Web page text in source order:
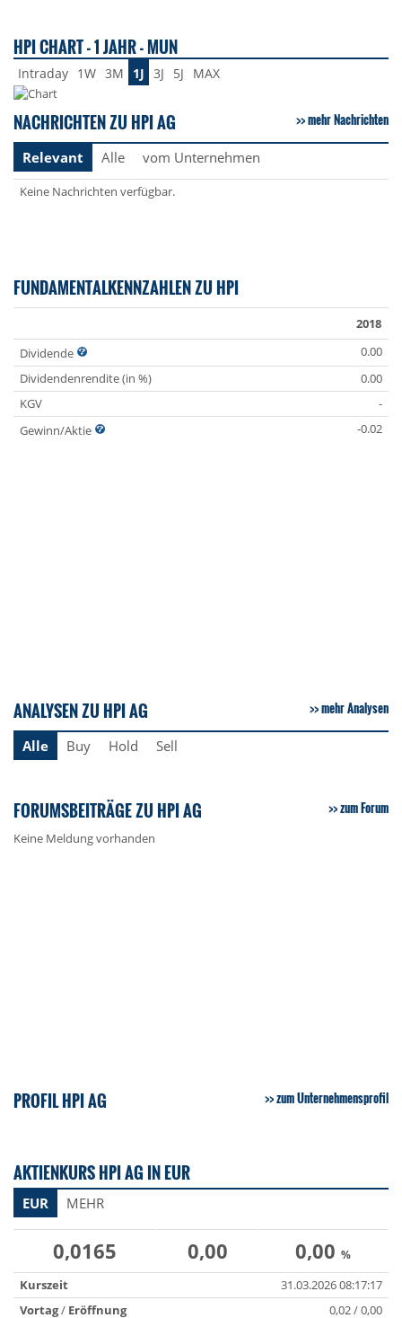
HPI CHART - 1 JAHR - MUN
Intraday 1W 3M 1J 3J 5J MAX
NACHRICHTEN ZU HPI AG mehr Nachrichten
Relevant Alle vom Unternehmen
Keine Nachrichten verfügbar.
FUNDAMENTALKENNZAHLEN ZU HPI
2018
Dividende
0.00
Dividendenrendite (in %)
0.00
KGV
-
Gewinn/Aktie
-0.02
ANALYSEN ZU HPI AG mehr Analysen
Alle Buy Hold Sell
FORUMSBEITRÄGE ZU HPI AG zum Forum
Keine Meldung vorhanden
PROFIL HPI AG zum Unternehmensprofil
AKTIENKURS HPI AG IN EUR
EUR MEHR
0,0165 0,00 0,00 %
Kurszeit
31.03.2026 08:17:17
Vortag/ Eröffnung 0,02 / 0,00